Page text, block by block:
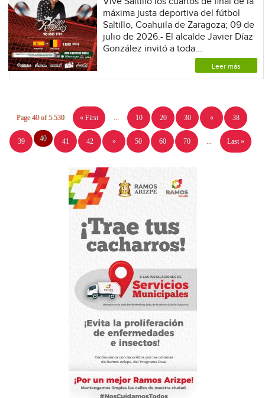
máxima justa deportiva del fútbol
Saltillo, Coahuila de Zaragoza; 09 de
julio de 2026.- El alcalde Javier Díaz
González invitó a toda...
Leer más
Page 40 of 5.530 « First 10 20 30 « 38
39 40 41 42 » 50 60 70 Last »